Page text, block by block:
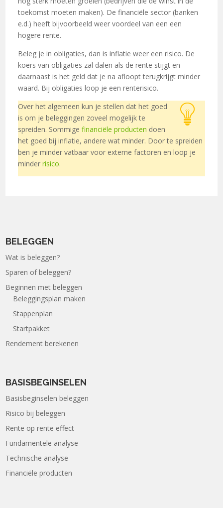
toekomst moeten maken). De financiële sector (banken
e.d.) heeft bijvoorbeeld weer voordeel van een een
hogere rente.
Beleg je in obligaties, dan is inflatie weer een risico. De
koers van obligaties zal dalen als de rente stijgt en
daarnaast is het geld dat je na afloopt terugkrijgt minder
waard. Bij obligaties loop je een renterisico.
Over het algemeen kun je stellen dat het goed
is om je beleggingen zoveel mogelijk te
spreiden. Sommigefinanciële producten doen
het goed bij inflatie, andere wat minder. Door te spreiden
ben je minder vatbaar voor externe factoren en loop je
minderrisico.
BELEGGEN
Wat is beleggen?
Sparen of beleggen?
Beginnen met beleggen
Beleggingsplan maken
Stappenplan
Startpakket
Rendement berekenen
BASISBEGINSELEN
Basisbeginselen beleggen
Risico bij beleggen
Rente op rente effect
Fundamentele analyse
Technische analyse
Financiële producten